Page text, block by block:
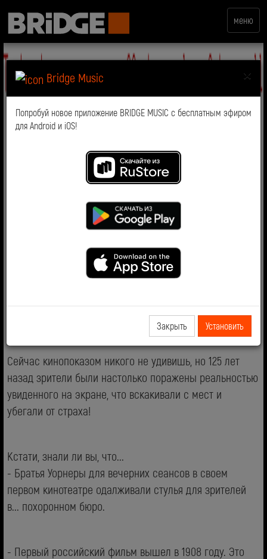
меню
×
Bridge Music
Попробуй новое приложение BRIDGE MUSIC с бесплатным эфиром
для Android и iOS!
Закрыть Установить
кино!
Сегодня отмечается Международный день кино!
Именно 28 декабря 1895 года в Париже в «Гранд-
кафе» на бульваре Капуцинов братья Огюст и Луи
Люмьер впервые в истории устроили киносеанс для
«Прибытие поезда на вокзал Ла Сьота».
Сейчас кинопоказом никого не удивишь, но 125 лет
назад зрители были настолько поражены реальностью
увиденного на экране, что вскакивали с мест и
убегали от страха!
Кстати, знали ли вы, что...
- Братья Уорнеры для вечерних сеансов в своем
первом кинотеатре одалживали стулья для зрителей
в... похоронном бюро.
- Первый российский фильм вышел в 1908 году. Это